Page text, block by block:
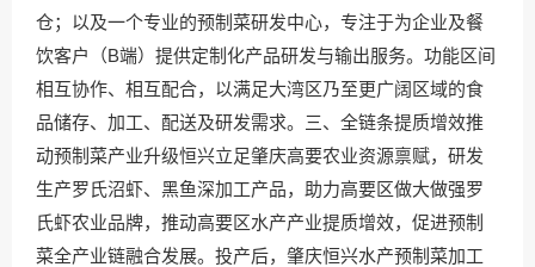
仓；以及一个专业的预制菜研发中心，专注于为企业及餐
饮客户（B端）提供定制化产品研发与输出服务。功能区间
相互协作、相互配合，以满足大湾区乃至更广阔区域的食
品储存、加工、配送及研发需求。三、全链条提质增效推
动预制菜产业升级恒兴立足肇庆高要农业资源禀赋，研发
生产罗氏沼虾、黑鱼深加工产品，助力高要区做大做强罗
氏虾农业品牌，推动高要区水产产业提质增效，促进预制
菜全产业链融合发展。投产后，肇庆恒兴水产预制菜加工